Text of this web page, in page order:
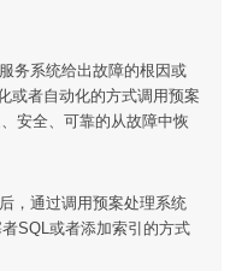
务系统给出故障的根因或
或者自动化的方式调用预案
安全、可靠的从故障中恢
，通过调用预案处理系统
SQL或者添加索引的方式